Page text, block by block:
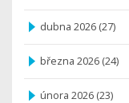
dubna 2026 (27)
března 2026 (24)
února 2026 (23)